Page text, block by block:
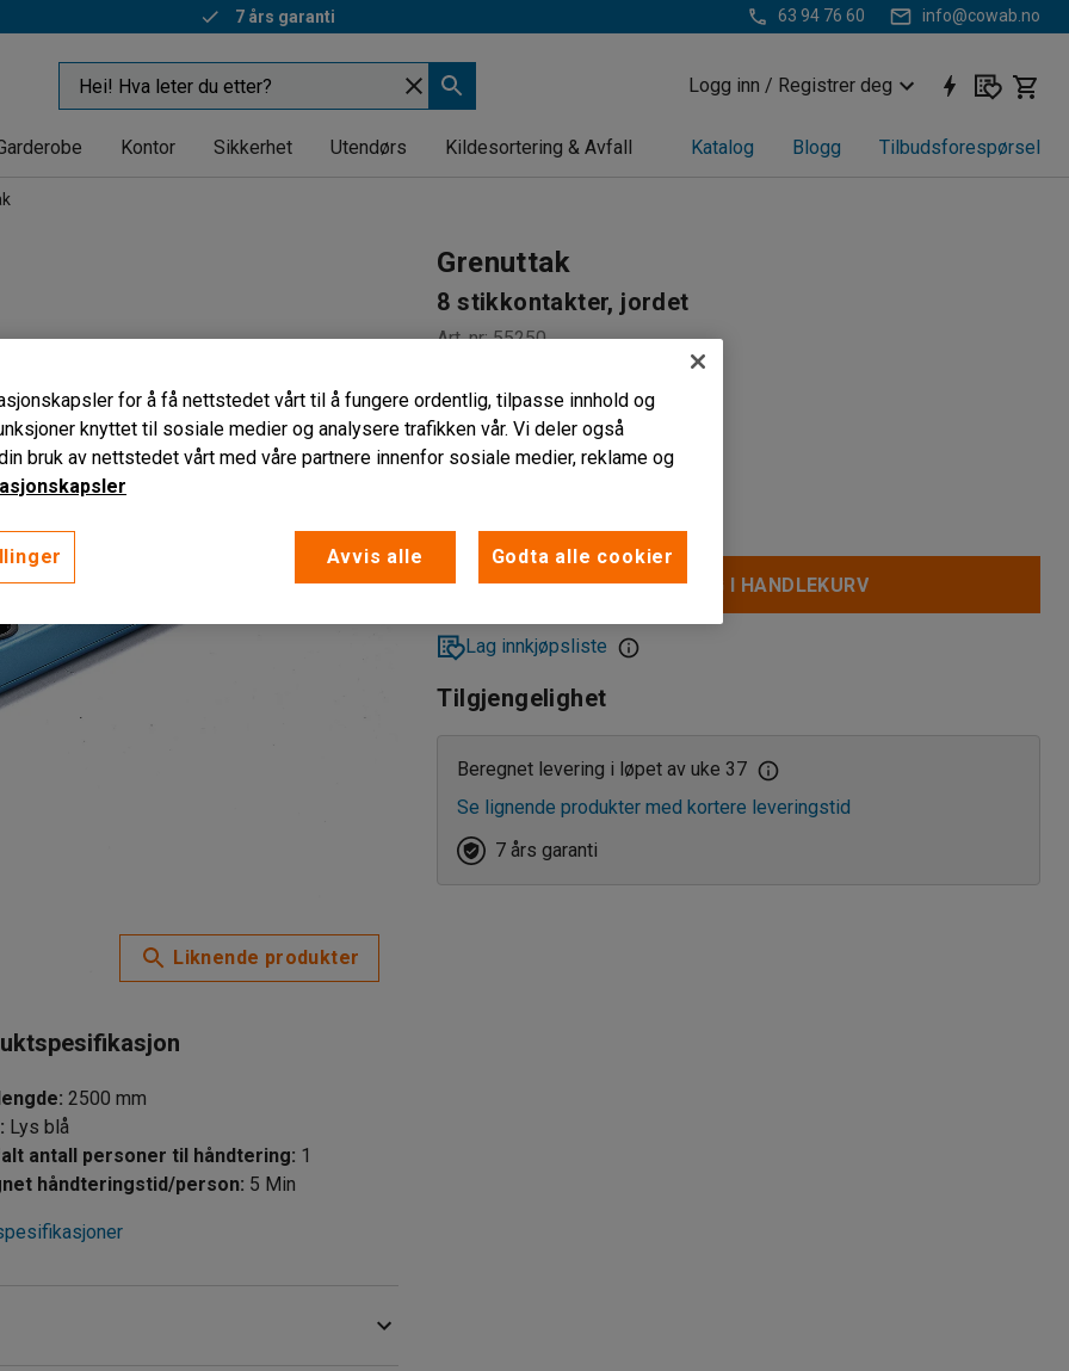
7 års garanti 63 94 76 60 info@cowab.no
Logg inn / Registrer deg
Kontor Sikkerhet Utendørs Kildesortering & Avfall Katalog Blogg Tilbudsforespørsel
Liknende produkter
: 2500 mm
: Lys blå
antall personer til håndtering: 1
håndteringstid/person: 5 Min
Grenuttak
8 stikkontakter, jordet
Art. nr:55250
Strømbryter
Overspenningsvern
eks. MVA
LEGG I HANDLEKURV
Lag innkjøpsliste
Tilgjengelighet
Beregnet levering i løpet av uke 37
Se lignende produkter med kortere leveringstid
7 års garanti
for å få nettstedet vårt til å fungere ordentlig, tilpasse innhold og
knyttet til sosiale medier og analysere trafikken vår. Vi deler også
bruk av nettstedet vårt med våre partnere innenfor sosiale medier, reklame og
Avvis alle Godta alle cookier